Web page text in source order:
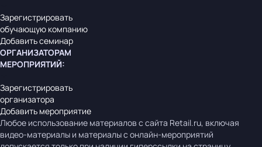
Зарегистрировать
обучающую компанию
Добавить семинар
ОРГАНИЗАТОРАМ
МЕРОПРИЯТИЙ:
Зарегистрировать
организатора
Добавить мероприятие
Любое использование материалов с сайта Retail.ru, включая
видео-материалы и материалы с онлайн-мероприятий